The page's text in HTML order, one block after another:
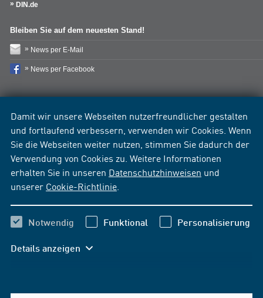
Damit wir unsere Webseiten nutzerfreundlicher gestalten
und fortlaufend verbessern, verwenden wir Cookies. Wenn
Sie die Webseiten weiter nutzen, stimmen Sie dadurch der
Verwendung von Cookies zu. Weitere Informationen
erhalten Sie in unseren Datenschutzhinweisen und
unserer Cookie-Richtlinie
Notwendig Funktional Personalisierung
Details anzeigen
DIN.de
Bleiben Sie auf dem neuesten Stand!
News per E-Mail
News per Facebook